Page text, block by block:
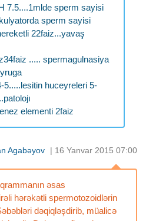
7.5....1mlde sperm sayisi
sperm sayisi
22faiz...yavaş
..... spermagulnasiya
5.....lesitin huceyreleri 5-
elementi 2faiz
Agabəyov | 16 Yanvar 2015 07:00
əsas
hərəkətli spermotozoidlərin
dəqiqləşdirib, müalicə